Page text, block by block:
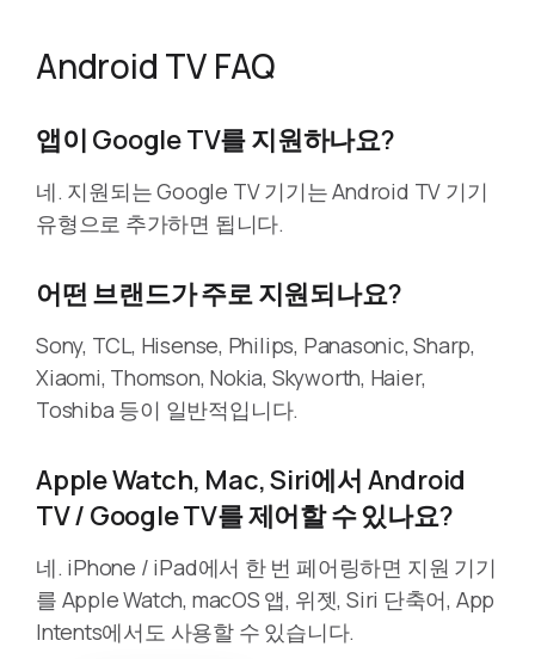
Android TV FAQ
앱이 Google TV를 지원하나요?
네. 지원되는 Google TV 기기는 Android TV 기기
유형으로 추가하면 됩니다.
어떤 브랜드가 주로 지원되나요?
Sony, TCL, Hisense, Philips, Panasonic, Sharp,
Xiaomi, Thomson, Nokia, Skyworth, Haier,
Toshiba 등이 일반적입니다.
Apple Watch, Mac, Siri에서 Android
TV / Google TV를 제어할 수 있나요?
네. iPhone / iPad에서 한 번 페어링하면 지원 기기
를 Apple Watch, macOS 앱, 위젯, Siri 단축어, App
Intents에서도 사용할 수 있습니다.